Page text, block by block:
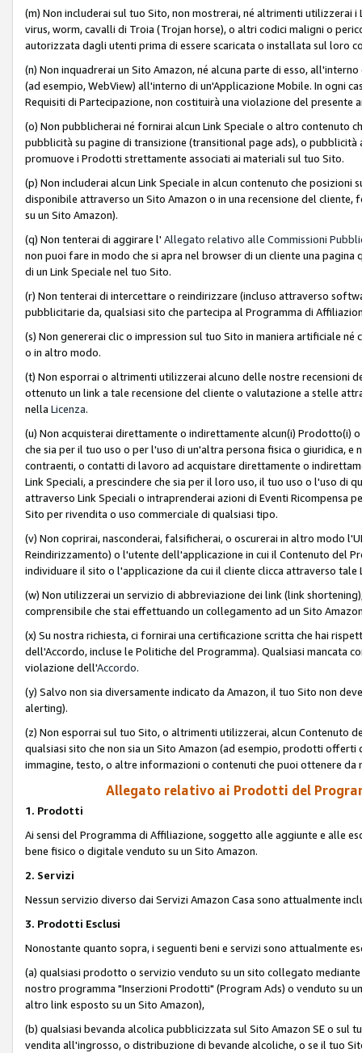
(m) Non includerai sul tuo Sito, non mostrerai, né altrimenti utilizzerai
virus, worm, cavalli di Troia (Trojan horse), o altri codici maligni o
autorizzata dagli utenti prima di essere scaricata o installata sul loro
(n) Non inquadrerai un Sito Amazon, né alcuna parte di esso,
(ad esempio, WebView) all'interno di un'Applicazione Mobile. In ogni
Requisiti di Partecipazione, non costituirà una violazione del presente
(o) Non pubblicherai né fornirai alcun Link Speciale o altro contenuto
pubblicità su pagine di transizione (transitional page ads), o
promuove i Prodotti strettamente associati ai materiali sul tuo Sito.
(p) Non includerai alcun Link Speciale in alcun contenuto che
disponibile attraverso un Sito Amazon o in una recensione del
su un Sito Amazon).
(q) Non tenterai di aggirare l' Allegato relativo alle Commissioni
non puoi fare in modo che si apra nel browser di un cliente una
di un Link Speciale nel tuo Sito.
(r) Non tenterai di intercettare o reindirizzare (incluso attraverso
pubblicitarie da, qualsiasi sito che partecipa al Programma di
(s) Non genererai clic o impression sul tuo Sito in maniera artificiale
o in altro modo.
(t) Non esporrai o altrimenti utilizzerai alcuno delle nostre recensioni
ottenuto un link a tale recensione del cliente o valutazione a stelle
nella Licenza.
(u) Non acquisterai direttamente o indirettamente alcun(i) Prodotto(i)
che sia per il tuo uso o per l'uso di un'altra persona fisica o giuridica,
contraenti, o contatti di lavoro ad acquistare direttamente o
Link Speciali, a prescindere che sia per il loro uso, il tuo uso o l'uso di
attraverso Link Speciali o intraprenderai azioni di Eventi
Sito per rivendita o uso commerciale di qualsiasi tipo.
(v) Non coprirai, nasconderai, falsificherai, o oscurerai in altro modo
Reindirizzamento) o l'utente dell'applicazione in cui il Contenuto del
individuare il sito o l'applicazione da cui il cliente clicca attraverso tale
(w) Non utilizzerai un servizio di abbreviazione dei link (link
comprensibile che stai effettuando un collegamento ad un Sito
(x) Su nostra richiesta, ci fornirai una certificazione scritta che hai
dell'Accordo, incluse le Politiche del Programma). Qualsiasi mancata
violazione dell'Accordo.
(y) Salvo non sia diversamente indicato da Amazon, il tuo Sito non
alerting).
(z) Non esporrai sul tuo Sito, o altrimenti utilizzerai, alcun Contenuto
qualsiasi sito che non sia un Sito Amazon (ad esempio, prodotti
immagine, testo, o altre informazioni o contenuti che puoi ottenere da
Allegato relativo ai Prodotti del
1. Prodotti
Ai sensi del Programma di Affiliazione, soggetto alle aggiunte e alle
bene fisico o digitale venduto su un Sito Amazon.
2. Servizi
Nessun servizio diverso dai Servizi Amazon Casa sono attualmente
3. Prodotti Esclusi
Nonostante quanto sopra, i seguenti beni e servizi sono attualmente
(a) qualsiasi prodotto o servizio venduto su un sito collegato
nostro programma "Inserzioni Prodotti" (Program Ads) o venduto su
altro link esposto su un Sito Amazon),
(b) qualsiasi bevanda alcolica pubblicizzata sul Sito Amazon SE o sul
vendita all'ingrosso, o distribuzione di bevande alcoliche, o se il tuo